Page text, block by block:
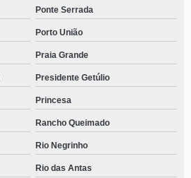
Ponte Serrada
Porto União
Praia Grande
Presidente Getúlio
Princesa
Rancho Queimado
Rio Negrinho
Rio das Antas